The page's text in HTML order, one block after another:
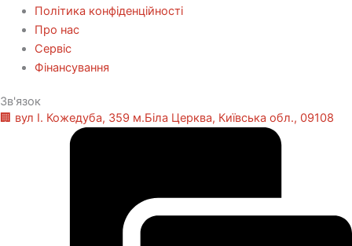
Політика конфіденційності
Про нас
Сервіс
Фінансування
Зв'язок
🏢 вул І. Кожедуба, 359 м.Біла Церква, Київська обл., 09108